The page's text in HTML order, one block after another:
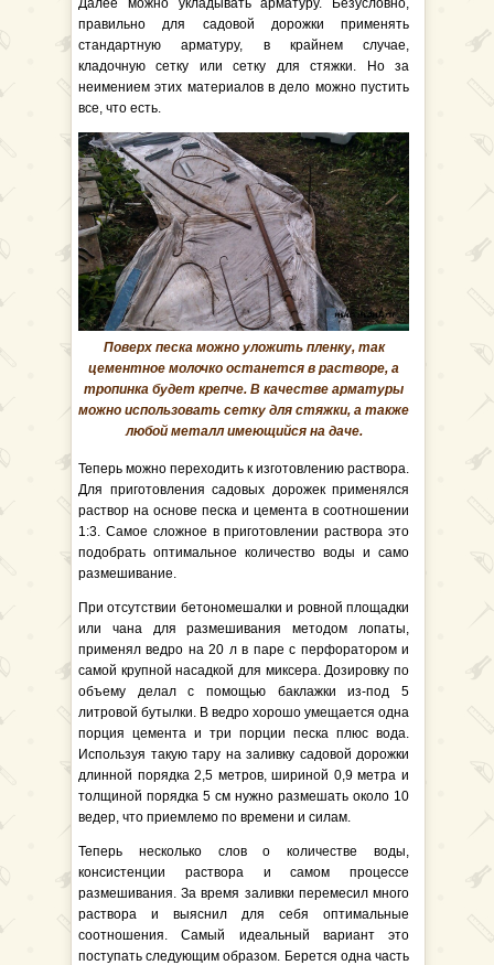
Далее можно укладывать арматуру. Безусловно,
правильно для садовой дорожки применять
стандартную арматуру, в крайнем случае,
кладочную сетку или сетку для стяжки. Но за
неимением этих материалов в дело можно пустить
все, что есть.
Поверх песка можно уложить пленку, так
цементное молочко останется в растворе, а
тропинка будет крепче. В качестве арматуры
можно использовать сетку для стяжки, а также
любой металл имеющийся на даче.
Теперь можно переходить к изготовлению раствора.
Для приготовления садовых дорожек применялся
раствор на основе песка и цемента в соотношении
1:3. Самое сложное в приготовлении раствора это
подобрать оптимальное количество воды и само
размешивание.
При отсутствии бетономешалки и ровной площадки
или чана для размешивания методом лопаты,
применял ведро на 20 л в паре с перфоратором и
самой крупной насадкой для миксера. Дозировку по
объему делал с помощью баклажки из-под 5
литровой бутылки. В ведро хорошо умещается одна
порция цемента и три порции песка плюс вода.
Используя такую тару на заливку садовой дорожки
длинной порядка 2,5 метров, шириной 0,9 метра и
толщиной порядка 5 см нужно размешать около 10
ведер, что приемлемо по времени и силам.
Теперь несколько слов о количестве воды,
консистенции раствора и самом процессе
размешивания. За время заливки перемесил много
раствора и выяснил для себя оптимальные
соотношения. Самый идеальный вариант это
поступать следующим образом. Берется одна часть